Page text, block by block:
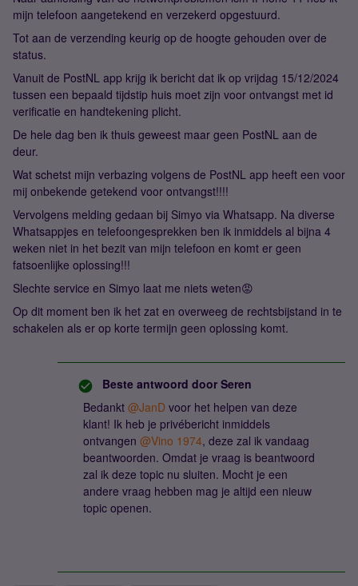
mijn telefoon aangetekend en verzekerd opgestuurd.
Tot aan de verzending keurig op de hoogte gehouden over de
status.
Vanuit de PostNL app krijg ik bericht dat ik op vrijdag 15/12/2024
tussen een bepaald tijdstip huis moet zijn voor ontvangst met id
verificatie en handtekening plicht.
De hele dag ben ik thuis geweest maar geen PostNL aan de
deur.
Wat schetst mijn verbazing volgens de PostNL app heeft een voor
mij onbekende getekend voor ontvangst!!!!
Vervolgens melding gedaan bij Simyo via Whatsapp. Na diverse
Whatsappjes en telefoongesprekken ben ik inmiddels al bijna 4
weken niet in het bezit van mijn telefoon en komt er geen
fatsoenlijke oplossing!!!
Slechte service en Simyo laat me niets weten😡
Op dit moment ben ik het zat en overweeg de rechtsbijstand in te
schakelen als er op korte termijn geen oplossing komt.
Beste antwoord door Seren
Bedankt ​ @JanD voor het helpen van deze
klant! Ik heb je privébericht inmiddels
ontvangen ​ @Vino 1974, deze zal ik vandaag
beantwoorden. Omdat je vraag is beantwoord
zal ik deze topic nu sluiten. Mocht je een
andere vraag hebben mag je altijd een nieuw
topic openen.